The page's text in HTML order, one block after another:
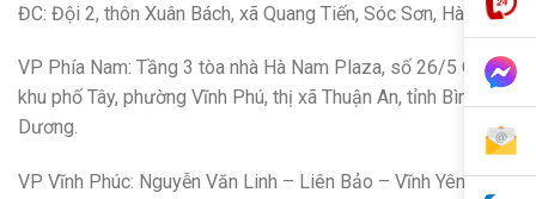
ĐC: Đội 2, thôn Xuân Bách, xã Quang Tiến, Sóc Sơn, Hà Nội
VP Phía Nam: Tầng 3 tòa nhà Hà Nam Plaza, số 26/5 QL13,
khu phố Tây, phường Vĩnh Phú, thị xã Thuận An, tỉnh Bình
Dương.
VP Vĩnh Phúc: Nguyễn Văn Linh – Liên Bảo – Vĩnh Yên –